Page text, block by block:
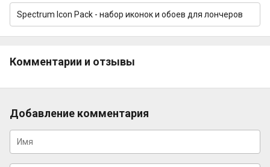
Spectrum Icon Pack - набор иконок и обоев для лончеров
Комментарии и отзывы
Добавление комментария